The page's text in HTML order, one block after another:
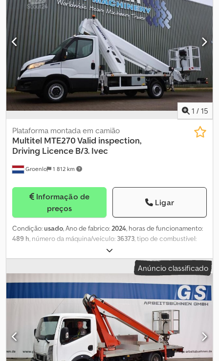
1 / 15
Groenlo 1 812 km
Plataforma montada em camião
Multitel MTE270 Valid inspection,
Driving Licence B/3. Ivec
Informação de
preços
Ligar
Condição:usado, Ano de fabrico:2024, horas de funcionamento:
489 h, número da máquina/veículo: 36373, tipo de combustível:
, Finalidade de utilização: Construção Peso em vazio: 3.425
kg Crodevf T Utjpfx Ahysf Capacidade de elevação: 250 kg Altura
de trabalho: 2.700 cm Dimensões da área de carga: 769 x 220 x
traseiros: 0 Alcance horizontal máximo: 1.700 m Contacte o
GRUPO PFEIFER para obter mais informações.
Anúncio classificado